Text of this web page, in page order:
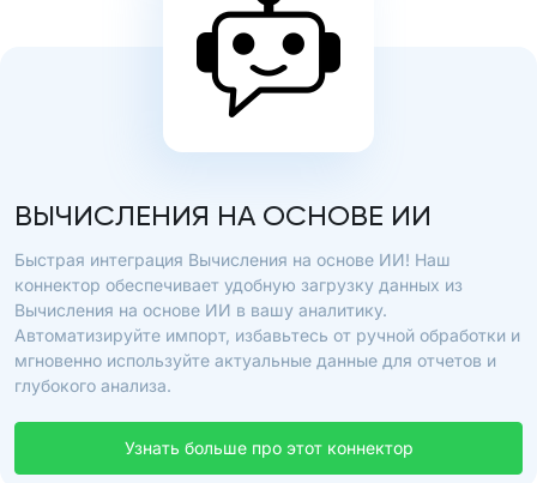
ВЫЧИСЛЕНИЯ НА ОСНОВЕ ИИ
Быстрая интеграция Вычисления на основе ИИ! Наш
коннектор обеспечивает удобную загрузку данных из
Вычисления на основе ИИ в вашу аналитику.
Автоматизируйте импорт, избавьтесь от ручной обработки и
мгновенно используйте актуальные данные для отчетов и
глубокого анализа.
Узнать больше про этот коннектор